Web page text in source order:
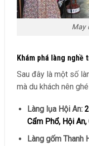
May
Khám phá làng nghề
Sau đây là một số
mà du khách nên
Làng lụa Hội An:
Cẩm Phổ, Hội An,
Làng gốm Thanh